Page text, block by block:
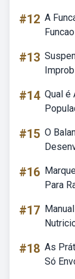
#12 A
#13
#14 Qual é
#15 O
#16
Para
#17
#18 As
Só